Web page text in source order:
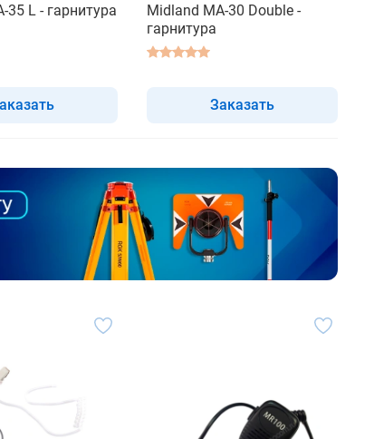
35 L - гарнитура
Midland MA-30 Double -
гарнитура
Заказать